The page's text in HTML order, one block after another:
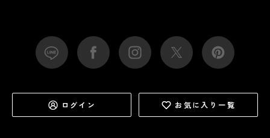
ログイン お気に入り一覧